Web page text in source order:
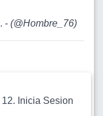
- (@Hombre_76)
Inicia Sesion